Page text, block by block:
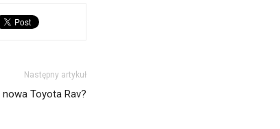
Następny artykuł
Toyota Rav?